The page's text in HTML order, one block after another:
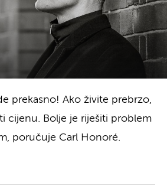
prekasno! Ako živite prebrzo,
cijenu. Bolje je riješiti problem
poručuje Carl Honoré.